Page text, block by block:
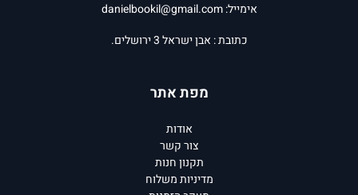
אימייל:danielbookil@gmail.com
כתובת : אבן ישראל 3 ירושלים.
מפת אתר
אודות
צור קשר
תקנון חנות
מדיניות משלוח